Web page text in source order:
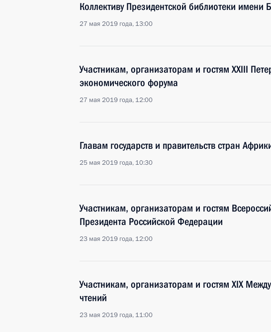
Коллективу Президентской библиотеки имени
27 мая 2019 года, 13:00
Участникам, организаторам и гостям XXIII
экономического форума
27 мая 2019 года, 12:00
Главам государств и правительств стран
25 мая 2019 года, 10:30
Участникам, организаторам и гостям
Президента Российской Федерации
23 мая 2019 года, 12:00
Участникам, организаторам и гостям XIX
чтений
23 мая 2019 года, 11:00